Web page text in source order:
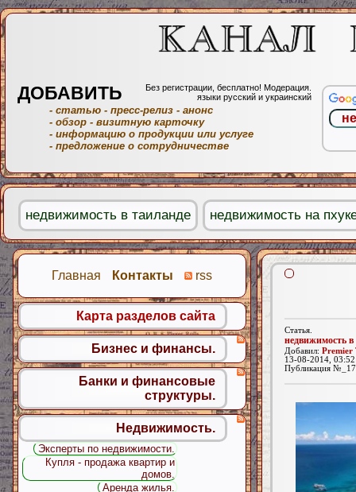
Статья.
недвижимость в
Добавил: Premier
13-08-2014,
Публикация
Главная Контакты rss
Карта разделов сайта
Бизнес и финансы.
Банки и финансовые
структуры.
Недвижимость.
Эксперты по недвижимости.
Купля - продажа квартир и
домов.
Аренда жилья.
ДОБАВИТЬ
Без регистрации, бесплатно! Модерация.
языки русский и украинский
- статью - пресс-релиз - анонс
- обзор - визитную карточку
- информацию о продукции или услуге
- предложение о сотрудничестве
недвижимость в таиланде недвижимость на